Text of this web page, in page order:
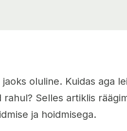
oluline. Kuidas aga
Selles artiklis
ja hoidmisega.